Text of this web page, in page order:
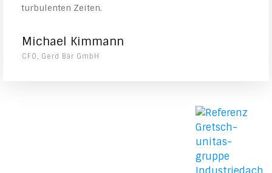
turbulenten Zeiten.
Michael Kimmann
CFO, Gerd Bär GmbH